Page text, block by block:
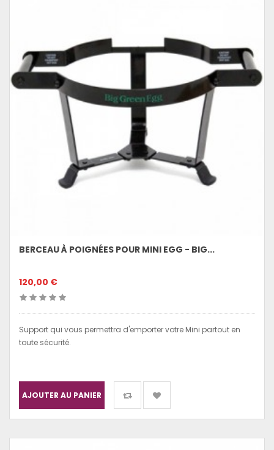
BERCEAU À POIGNÉES POUR MINI EGG - BIG...
120,00 €
Support qui vous permettra d'emporter votre Mini partout en
toute sécurité.
AJOUTER AU PANIER